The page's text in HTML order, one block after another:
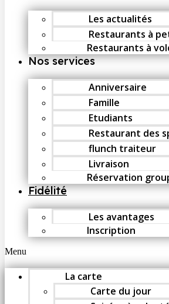
Les actualités
Restaurants à
Restaurants à
Nos services
Anniversaire
Famille
Etudiants
Restaurant des
flunch traiteur
Livraison
Réservation
Fidélité
Les avantages
Inscription
Menu
La carte
Carte du jour